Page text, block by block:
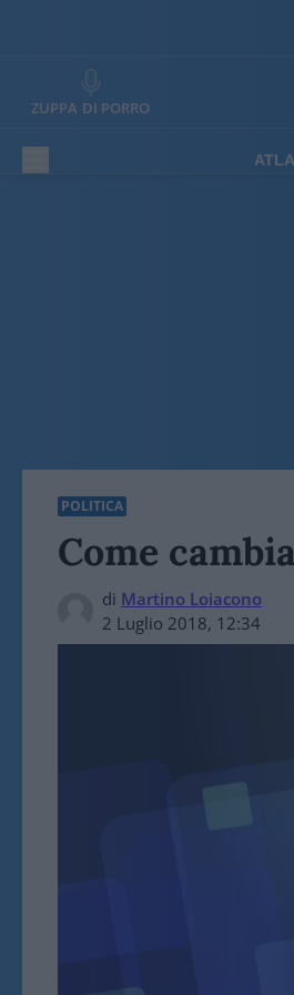
ZUPPA DI PORRO
POLITICA
Come
di Martino Loiacono
2 Luglio 2018, 12:34